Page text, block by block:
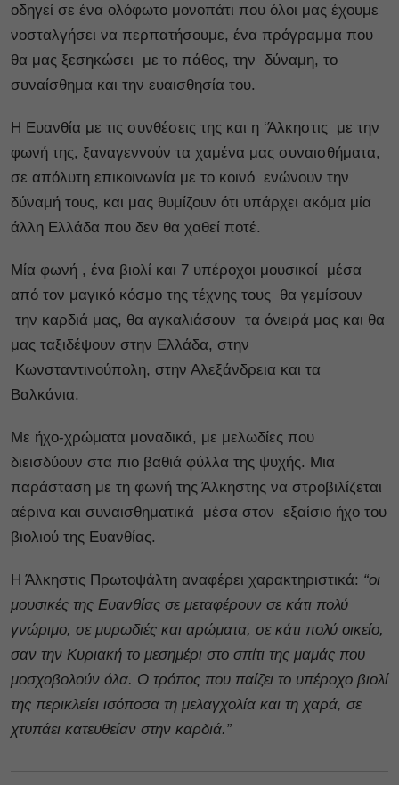
οδηγεί σε ένα ολόφωτο μονοπάτι που όλοι μας έχουμε
νοσταλγήσει να περπατήσουμε, ένα πρόγραμμα που
θα μας ξεσηκώσει με το πάθος, την δύναμη, το
συναίσθημα και την ευαισθησία του.
H Eυανθία με τις συνθέσεις της και η ‘Άλκηστις με την
φωνή της, ξαναγεννούν τα χαμένα μας συναισθήματα,
σε απόλυτη επικοινωνία με το κοινό ενώνουν την
δύναμή τους, και μας θυμίζουν ότι υπάρχει ακόμα μία
άλλη Ελλάδα που δεν θα χαθεί ποτέ.
Μία φωνή , ένα βιολί και 7 υπέροχοι μουσικοί μέσα
από τον μαγικό κόσμο της τέχνης τους θα γεμίσουν
την καρδιά μας, θα αγκαλιάσουν τα όνειρά μας και θα
μας ταξιδέψουν στην Ελλάδα, στην
Κωνσταντινούπολη, στην Αλεξάνδρεια και τα
Βαλκάνια.
Με ήχο-χρώματα μοναδικά, με μελωδίες που
διεισδύουν στα πιο βαθιά φύλλα της ψυχής. Μια
παράσταση με τη φωνή της Άλκηστης να στροβιλίζεται
αέρινα και συναισθηματικά μέσα στον εξαίσιο ήχο του
βιολιού της Ευανθίας.
Η Άλκηστις Πρωτοψάλτη αναφέρει χαρακτηριστικά: “οι
μουσικές της Ευανθίας σε μεταφέρουν σε κάτι πολύ
γνώριμο, σε μυρωδιές και αρώματα, σε κάτι πολύ οικείο,
σαν την Κυριακή το μεσημέρι στο σπίτι της μαμάς που
μοσχοβολούν όλα. Ο τρόπος που παίζει το υπέροχο βιολί
της περικλείει ισόποσα τη μελαγχολία και τη χαρά, σε
χτυπάει κατευθείαν στην καρδιά.”